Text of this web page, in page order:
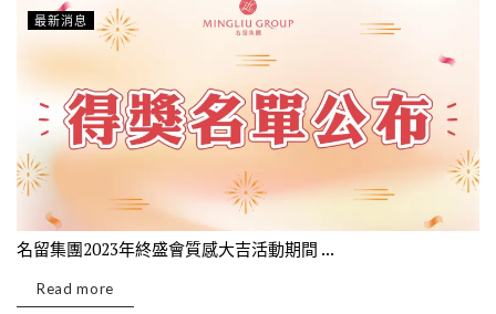
最新消息
名留集團2023年終盛會質感大吉活動期間 ...
Read more